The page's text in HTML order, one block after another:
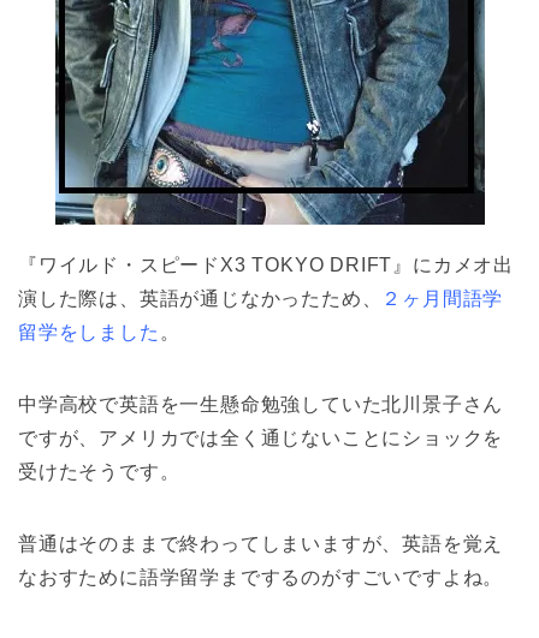
『ワイルド・スピードX3 TOKYO DRIFT』にカメオ出
演した際は、英語が通じなかったため、
２ヶ月間語学
留学をしました 。
中学高校で英語を一生懸命勉強していた北川景子さん
ですが、アメリカでは全く通じないことにショックを
受けたそうです。
普通はそのままで終わってしまいますが、英語を覚え
なおすために語学留学までするのがすごいですよね。